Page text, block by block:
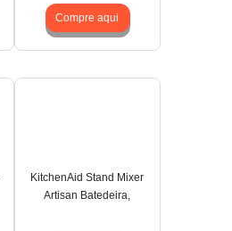
Compre aqui
KitchenAid Stand Mixer
Artisan Batedeira,